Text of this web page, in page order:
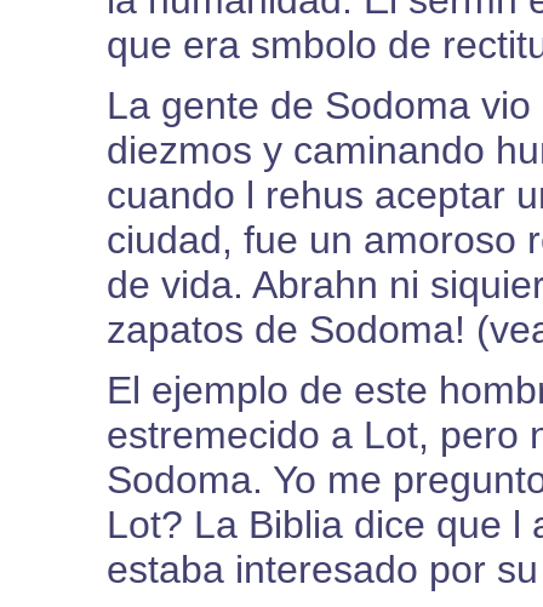
que era smbolo de
La gente de Sodoma
diezmos y caminando
cuando l rehus aceptar
ciudad, fue un amoroso
de vida. Abrahn ni
zapatos de Sodoma!
El ejemplo de este
estremecido a Lot, pero
Sodoma. Yo me
Lot? La Biblia dice que l
estaba interesado por